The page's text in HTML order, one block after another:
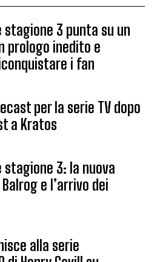
stagione 3 punta su un
prologo inedito e
i fan
per la serie TV dopo
a Kratos
stagione 3: la nuova
e l’arrivo dei
alla serie